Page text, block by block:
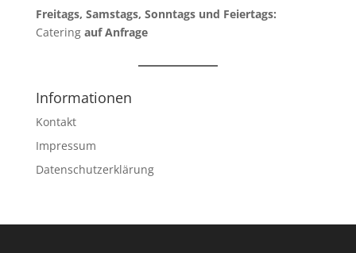
Freitags, Samstags, Sonntags und Feiertags:
Catering auf Anfrage
Informationen
Kontakt
Impressum
Datenschutzerklärung